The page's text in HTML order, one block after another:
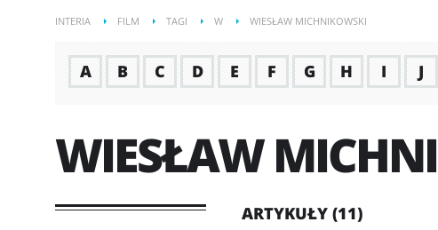
INTERIA FILM TAGI W WIESŁAW MICHNIKOWSKI
A B C D E F G H I J
WIESŁAW
ARTYKUŁY (11)